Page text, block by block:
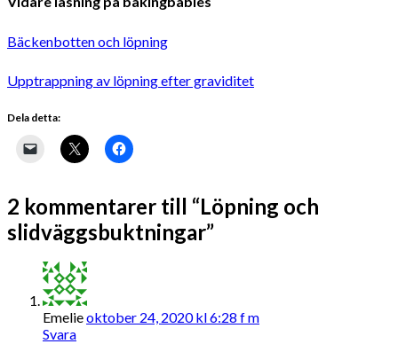
Bäckenbotten och löpning
Upptrappning av löpning efter graviditet
Dela detta:
2 kommentarer till “Löpning och
slidväggsbuktningar”
Emelieoktober 24, 2020 kl 6:28 f m
Svara